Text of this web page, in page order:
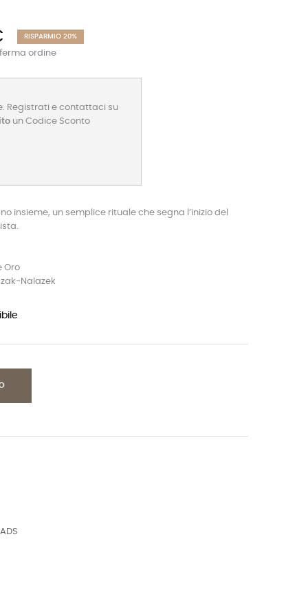
RISPARMIO 20%
ordine
Registrati e contattaci su
un Codice Sconto
insieme, un semplice rituale che segna l’inizio del
Oro
Nalazek